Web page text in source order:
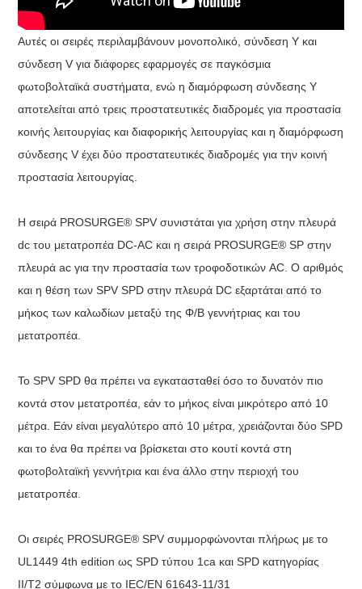
Αυτές οι σειρές περιλαμβάνουν μονοπολικό, σύνδεση Y και
σύνδεση V για διάφορες εφαρμογές σε παγκόσμια
φωτοβολταϊκά συστήματα, ενώ η διαμόρφωση σύνδεσης Y
αποτελείται από τρεις προστατευτικές διαδρομές για προστασία
κοινής λειτουργίας και διαφορικής λειτουργίας και η διαμόρφωση
σύνδεσης V έχει δύο προστατευτικές διαδρομές για την κοινή
προστασία λειτουργίας.
Η σειρά PROSURGE® SPV συνιστάται για χρήση στην πλευρά
dc του μετατροπέα DC-AC και η σειρά PROSURGE® SP στην
πλευρά ac για την προστασία των τροφοδοτικών AC. Ο αριθμός
και η θέση των SPV SPD στην πλευρά DC εξαρτάται από το
μήκος των καλωδίων μεταξύ της Φ/Β γεννήτριας και του
μετατροπέα.
Το SPV SPD θα πρέπει να εγκατασταθεί όσο το δυνατόν πιο
κοντά στον μετατροπέα, εάν το μήκος είναι μικρότερο από 10
μέτρα. Εάν είναι μεγαλύτερο από 10 μέτρα, χρειάζονται δύο SPD
και το ένα θα πρέπει να βρίσκεται στο κουτί κοντά στη
φωτοβολταϊκή γεννήτρια και ένα άλλο στην περιοχή του
μετατροπέα.
Οι σειρές PROSURGE® SPV συμμορφώνονται πλήρως με το
UL1449 4th edition ως SPD τύπου 1ca και SPD κατηγορίας
II/T2 σύμφωνα με το IEC/EN 61643-11/31